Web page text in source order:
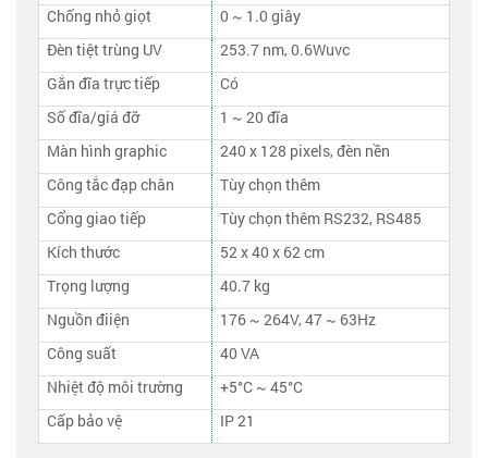
Chống nhỏ giọt
0 ~ 1.0 giây
Đèn tiệt trùng UV
253.7 nm, 0.6Wuvc
Gắn đĩa trực tiếp
Có
Số đĩa/giá đỡ
1 ~ 20 đĩa
Màn hình graphic
240 x 128 pixels, đèn nền
Công tắc đạp chân
Tùy chọn thêm
Cổng giao tiếp
Tùy chọn thêm RS232, RS485
Kích thước
52 x 40 x 62 cm
Trọng lượng
40.7 kg
Nguồn điiện
176 ~ 264V, 47 ~ 63Hz
Công suất
40 VA
Nhiệt độ môi trường
+5°C ~ 45°C
Cấp bảo vệ
IP 21